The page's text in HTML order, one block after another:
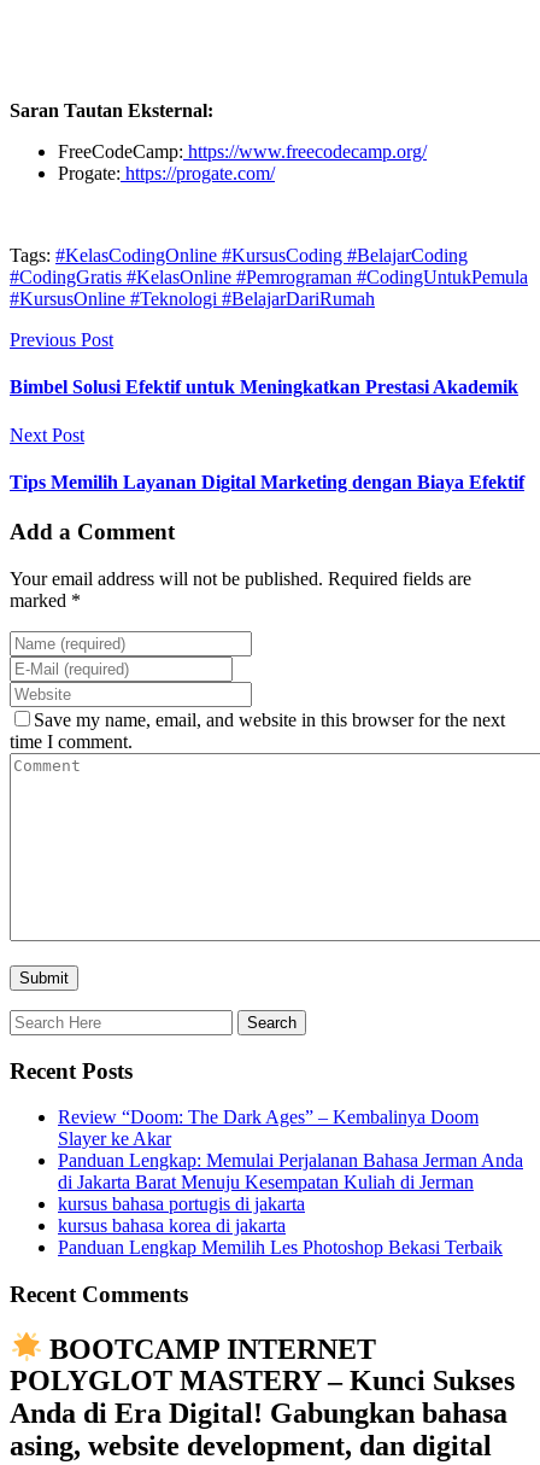
Saran Tautan Eksternal:
FreeCodeCamp: https://www.freecodecamp.org/
Progate: https://progate.com/
Tags: #KelasCodingOnline #KursusCoding #BelajarCoding
#CodingGratis #KelasOnline #Pemrograman #CodingUntukPemula
#KursusOnline #Teknologi #BelajarDariRumah
Previous Post
Bimbel Solusi Efektif untuk Meningkatkan Prestasi Akademik
Next Post
Tips Memilih Layanan Digital Marketing dengan Biaya Efektif
Add a Comment
Your email address will not be published. Required fields are
marked *
Save my name, email, and website in this browser for the next
time I comment.
Recent Posts
Review “Doom: The Dark Ages” – Kembalinya Doom
Slayer ke Akar
Panduan Lengkap: Memulai Perjalanan Bahasa Jerman Anda
di Jakarta Barat Menuju Kesempatan Kuliah di Jerman
kursus bahasa portugis di jakarta
kursus bahasa korea di jakarta
Panduan Lengkap Memilih Les Photoshop Bekasi Terbaik
Recent Comments
BOOTCAMP INTERNET
POLYGLOT MASTERY – Kunci Sukses
Anda di Era Digital! Gabungkan bahasa
asing, website development, dan digital